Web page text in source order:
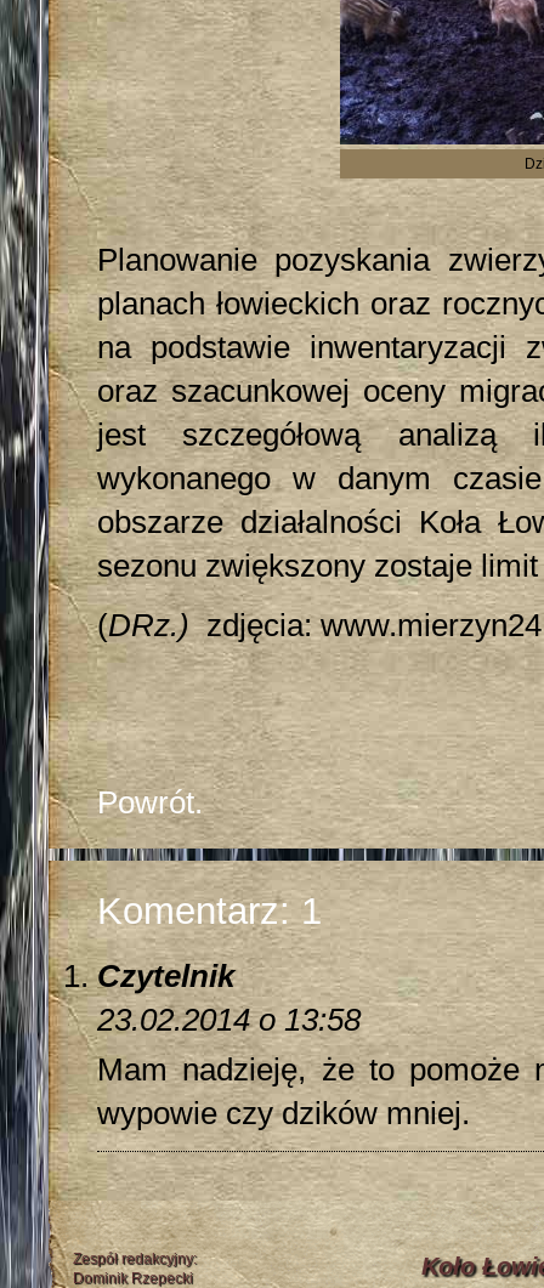
Planowanie pozyskania
planach łowieckich oraz
na podstawie inwentaryzacji
oraz szacunkowej oceny
jest szczegółową analizą
wykonanego w danym
obszarze działalności Koła
sezonu zwiększony zostaje limit
(DRz.)zdjęcia:
Powrót.
Komentarz: 1
Czytelnik
23.02.2014 o 13:58
Mam nadzieję, że to pomoże
wypowie czy dzików mniej.
Zespół redakcyjny:
Dominik Rzepecki
Koło